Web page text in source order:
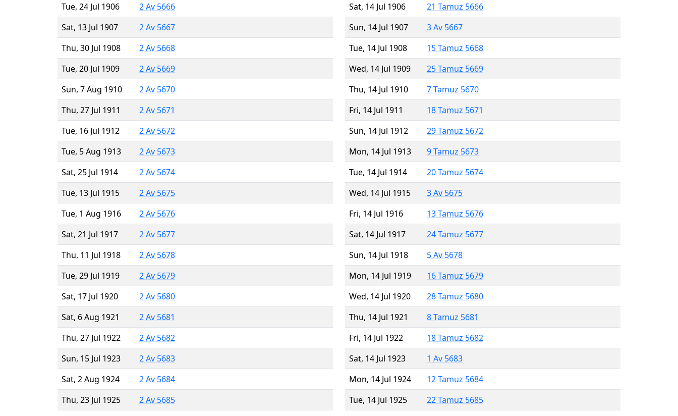
Tue, 24 Jul 1906
2 Av 5666
Sat, 13 Jul 1907
2 Av 5667
Thu, 30 Jul 1908
2 Av 5668
Tue, 20 Jul 1909
2 Av 5669
Sun, 7 Aug 1910
2 Av 5670
Thu, 27 Jul 1911
2 Av 5671
Tue, 16 Jul 1912
2 Av 5672
Tue, 5 Aug 1913
2 Av 5673
Sat, 25 Jul 1914
2 Av 5674
Tue, 13 Jul 1915
2 Av 5675
Tue, 1 Aug 1916
2 Av 5676
Sat, 21 Jul 1917
2 Av 5677
Thu, 11 Jul 1918
2 Av 5678
Tue, 29 Jul 1919
2 Av 5679
Sat, 17 Jul 1920
2 Av 5680
Sat, 6 Aug 1921
2 Av 5681
Thu, 27 Jul 1922
2 Av 5682
Sun, 15 Jul 1923
2 Av 5683
Sat, 2 Aug 1924
2 Av 5684
Thu, 23 Jul 1925
2 Av 5685
Sat, 14 Jul 1906
21 Tamuz 5666
Sun, 14 Jul 1907
3 Av 5667
Tue, 14 Jul 1908
15 Tamuz 5668
Wed, 14 Jul 1909
25 Tamuz 5669
Thu, 14 Jul 1910
7 Tamuz 5670
Fri, 14 Jul 1911
18 Tamuz 5671
Sun, 14 Jul 1912
29 Tamuz 5672
Mon, 14 Jul 1913
9 Tamuz 5673
Tue, 14 Jul 1914
20 Tamuz 5674
Wed, 14 Jul 1915
3 Av 5675
Fri, 14 Jul 1916
13 Tamuz 5676
Sat, 14 Jul 1917
24 Tamuz 5677
Sun, 14 Jul 1918
5 Av 5678
Mon, 14 Jul 1919
16 Tamuz 5679
Wed, 14 Jul 1920
28 Tamuz 5680
Thu, 14 Jul 1921
8 Tamuz 5681
Fri, 14 Jul 1922
18 Tamuz 5682
Sat, 14 Jul 1923
1 Av 5683
Mon, 14 Jul 1924
12 Tamuz 5684
Tue, 14 Jul 1925
22 Tamuz 5685